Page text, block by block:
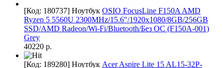
[Код: 180737] Ноутбук OSIO FocusLine F150A AMD
Ryzen 5 5560U 2300MHz/15.6"/1920x1080/8GB/256GB
SSD/AMD Radeon/Wi-Fi/Bluetooth/Без ОС (F150A-001)
Grey
40220 р.
[Код: 189280] Ноутбук Acer Aspire Lite 15 AL15-32P-